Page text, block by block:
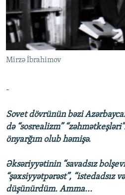
İNFOQRAFIKA
KARIKATURA
AZƏRBAYCAN ƏDƏBIYYATI KITABXANASI
İSLAM VƏ DEMOKRATIYA
İZ - MƏDƏNIYYƏT PROQRAMI
MISSIYAMIZ
PEŞƏ ETIKASI VƏ JURNALISTIKA
MATERIALLARIMIZDAN ISTIFADƏ
AZADLIQRADIOSU MOBIL
BIZI IZLƏ
RFE/RL-in bütün saytları
Mirzə İbrahimov
-
Sovet dövrünün bəzi
də “sosrealizm”
önyarğım olub həmişə.
Əksəriyyətinin “savadsız
“şəxsiyyətpərəst”, “istedadsız
düşünürdüm. Amma...